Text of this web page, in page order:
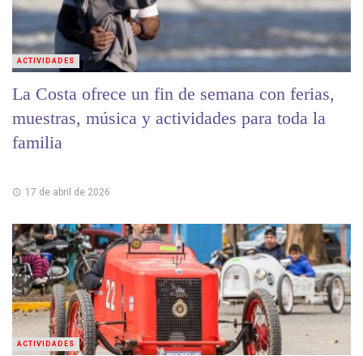
La Costa ofrece un fin de semana con ferias,
muestras, música y actividades para toda la
familia
17 de abril de 2026
ACTIVIDADES
ACTIVIDADES